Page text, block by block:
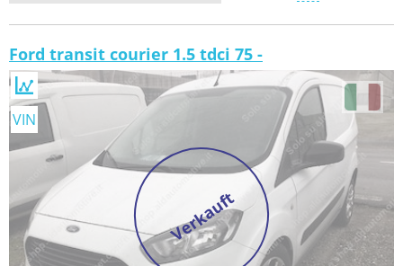
Ford transit courier 1.5 tdci 75 -
Verkauft
VIN